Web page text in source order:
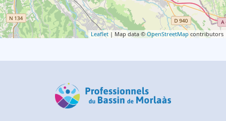
Leaflet | Map data © OpenStreetMapcontributors